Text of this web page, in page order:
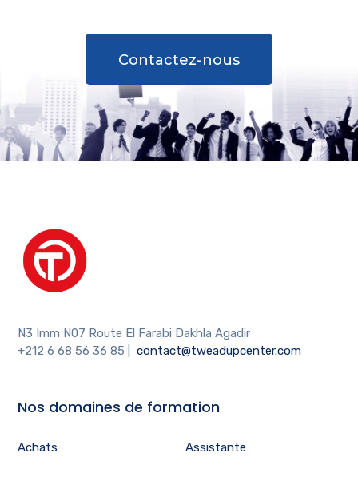
Contactez-nous
N3 Imm N07 Route El Farabi Dakhla Agadir
+212 6 68 56 36 85
|contact@tweadupcenter.com
Nos domaines de formation
Achats Assistante